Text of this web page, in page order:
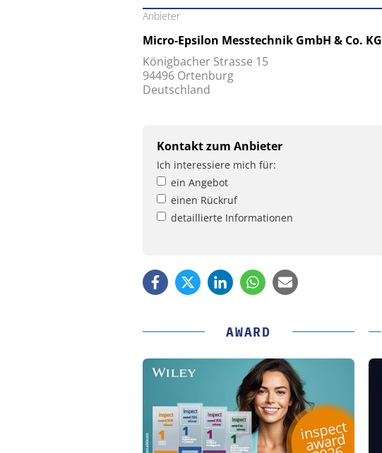
Anbieter
Micro-Epsilon Messtechnik GmbH & Co. KG
Königbacher Strasse 15
94496 Ortenburg
Deutschland
Kontakt zum Anbieter
Ich interessiere mich für:
ein Angebot
einen Rückruf
detaillierte Informationen
AWARD